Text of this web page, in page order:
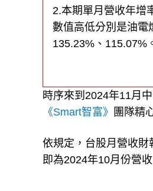
2.本期單月營收年增
數值高低分別是油電
135.23%、115.07%
時序來到2024年11月
《Smart智富》 團隊精
依規定，台股月營收
即為2024年10月份營